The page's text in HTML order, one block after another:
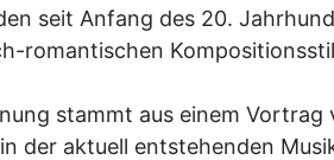
seit Anfang des 20.
romantischen
stammt aus einem
der aktuell entstehenden